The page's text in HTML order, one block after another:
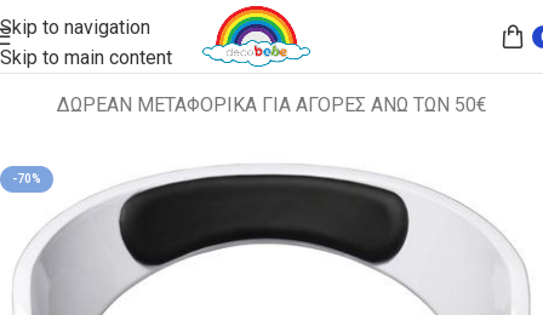
Skip to navigation
Skip to main content
ΔΩΡΕΑΝ ΜΕΤΑΦΟΡΙΚΑ ΓΙΑ ΑΓΟΡΕΣ ΑΝΩ ΤΩΝ 50€
Αρχική σελίδα ΔΙΑΦΟΡΑ
-70%